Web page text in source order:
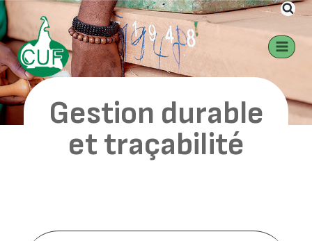
Gestion durable
et traçabilité
Gestion durable
et traçabilité